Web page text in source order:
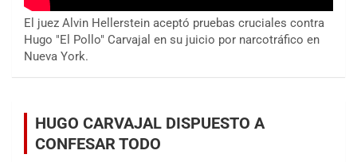
El juez Alvin Hellerstein aceptó pruebas cruciales contra
Hugo "El Pollo" Carvajal en su juicio por narcotráfico en
Nueva York.
HUGO CARVAJAL DISPUESTO A
CONFESAR TODO